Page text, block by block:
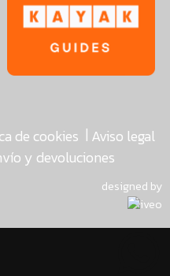
de cookies | Aviso legal
y devoluciones
designed by